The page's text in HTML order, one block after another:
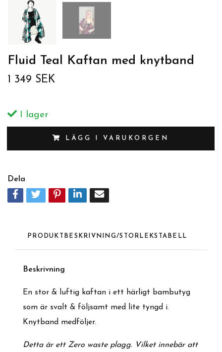
Fluid Teal Kaftan med knytband
1 349 SEK
I lager
LÄGG I VARUKORGEN
Dela
PRODUKTBESKRIVNING/STORLEKSTABELL
Beskrivning
En stor & luftig kaftan i ett härligt bambutyg
som är svalt & följsamt med lite tyngd i.
Knytband medföljer.
Detta är ett Zero waste plagg. Vilket innebär att